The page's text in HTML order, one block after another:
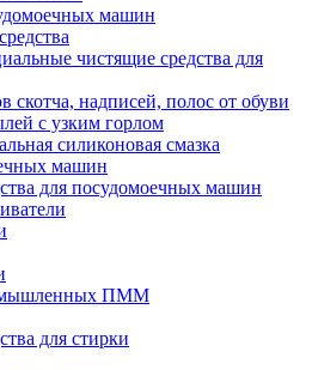
машин
чистящие средства для
скотча, надписей, полос от обуви
с узким горлом
силиконовая смазка
машин
для посудомоечных машин
ПММ
для стирки